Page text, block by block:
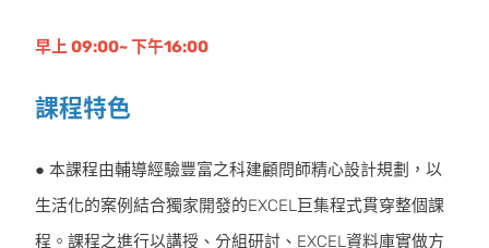
早上 09:00~ 下午16:00
課程特色
● 本課程由輔導經驗豐富之科建顧問師精心設計規劃，以
生活化的案例結合獨家開發的EXCEL巨集程式貫穿整個課
程。課程之進行以講授、分組研討、EXCEL資料庫實做方